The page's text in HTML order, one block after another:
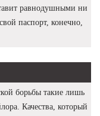
равнодушными ни
паспорт, конечно,
борьбы такие лишь
Качества, который